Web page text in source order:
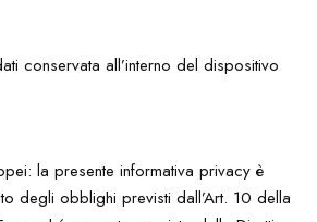
conservata all’interno del dispositivo
la presente informativa privacy è
degli obblighi previsti dall’Art. 10 della